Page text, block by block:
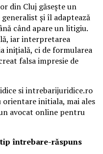
din Cluj găsește un
și îl adaptează
când apare un litigiu.
iar interpretarea
inițială, ci de formularea
falsa impresie de
si intrebarijuridice.ro
initiala, mai ales
avocat online pentru
întrebare-răspuns